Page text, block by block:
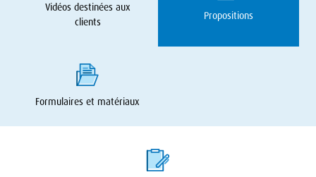
Vidéos destinées aux
clients
Propositions
Formulaires et matériaux